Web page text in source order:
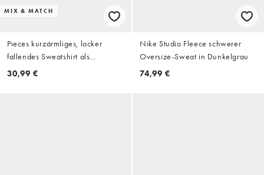
MIX & MATCH
Pieces kurzärmliges, locker
fallendes Sweatshirt als
Kombiteil in Kaffeebraun
30,99 €
Nike Studio Fleece schwerer
Oversize-Sweat in Dunkelgrau
74,99 €